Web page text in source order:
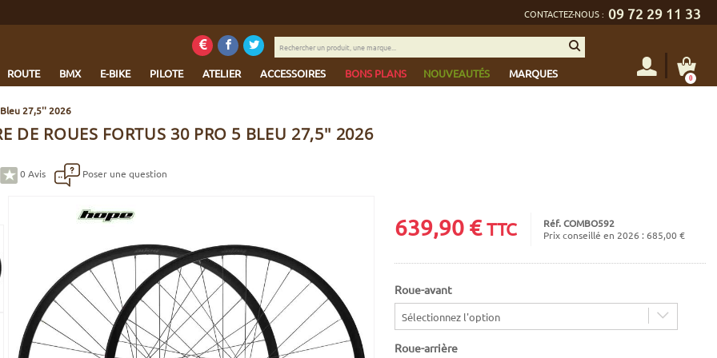
CONTACTEZ-NOUS : 09 72 29 11 33
ROUTE BMX E-BIKE PILOTE ATELIER ACCESSOIRES BONS PLANS NOUVEAUTÉS MARQUES
Rechercher
un
une
marque...
0
27,5'' 2026
DE ROUES FORTUS 30 PRO 5 BLEU 27,5'' 2026
0 Avis Poser une question
639,90€ TTC
Réf. COMBO592
Prix conseillé en 2026 : 685,00 €
Roue-avant
Sélectionnez l'option
Roue-arrière